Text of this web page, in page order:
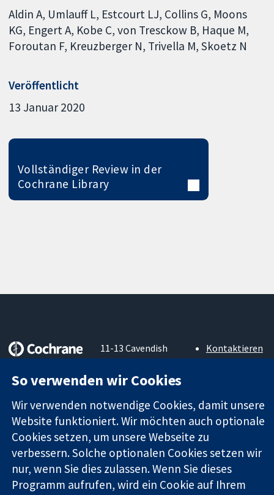
Aldin A Umlauff L Estcourt LJ Collins G Moons
KG Engert A Kobe C von Tresckow B Haque M
Foroutan F Kreuzberger N Trivella M Skoetz N
Veröffentlicht
13 Januar 2020
Vollständiger Review in der
Cochrane Library
Evidenz
Informierte
Entscheidungen
Bessere
Gesundheit
11-13 Cavendish
Square
London
W1G0AN
Vereinigtes
Königreich
Kontaktieren
Sie uns
Über uns
Cochrane
Library
Die Cochrane Collaboration ist eine gemeinützige Organisation
So verwenden wir Cookies
Wir verwenden notwendige Cookies, damit unsere
Website funktioniert. Wir möchten auch optionale
Cookies setzen, um unsere Webseite zu
verbessern. Solche optionalen Cookies setzen wir
nur, wenn Sie dies zulassen. Wenn Sie dieses
Programm aufrufen, wird ein Cookie auf Ihrem